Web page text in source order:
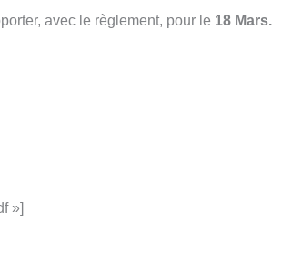
avec le règlement, pour le 18 Mars.
»]